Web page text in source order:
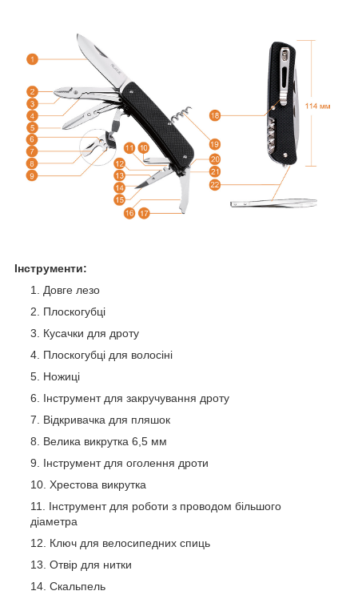
Інструменти:
Довге лезо
Плоскогубці
Кусачки для дроту
Плоскогубці для волосіні
Ножиці
Інструмент для закручування дроту
Відкривачка для пляшок
Велика викрутка 6,5 мм
Інструмент для оголення дроти
Хрестова викрутка
Інструмент для роботи з проводом більшого
діаметра
Ключ для велосипедних спиць
Отвір для нитки
Скальпель